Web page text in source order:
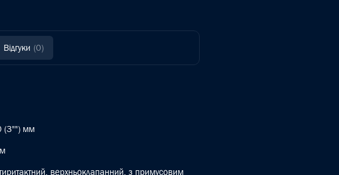
Відгуки (0)
(3"") мм
верхньоклапанний, з примусовим